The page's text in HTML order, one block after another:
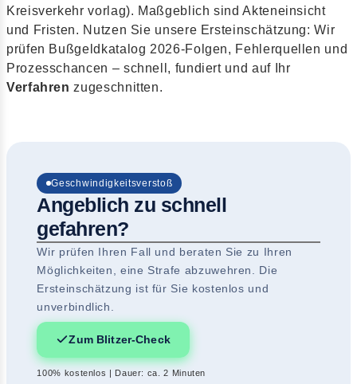
Kreisverkehr vorlag). Maßgeblich sind Akteneinsicht
und Fristen. Nutzen Sie unsere Ersteinschätzung: Wir
prüfen Bußgeldkatalog 2026-Folgen, Fehlerquellen und
Prozesschancen – schnell, fundiert und auf Ihr
Verfahren zugeschnitten.
Geschwindigkeitsverstoß
Angeblich zu schnell
gefahren?
Wir prüfen Ihren Fall und beraten Sie zu Ihren
Möglichkeiten, eine Strafe abzuwehren. Die
Ersteinschätzung ist für Sie kostenlos und
unverbindlich.
Zum Blitzer-Check
100% kostenlos | Dauer: ca. 2 Minuten